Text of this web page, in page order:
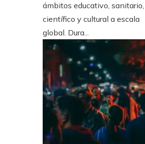
ámbitos educativo, sanitario,
científico y cultural a escala
global. Dura...